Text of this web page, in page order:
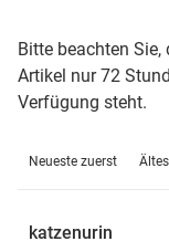
Bitte beachten
Artikel nur 72
Verfügung steht.
Neueste zuerst
katzenurin